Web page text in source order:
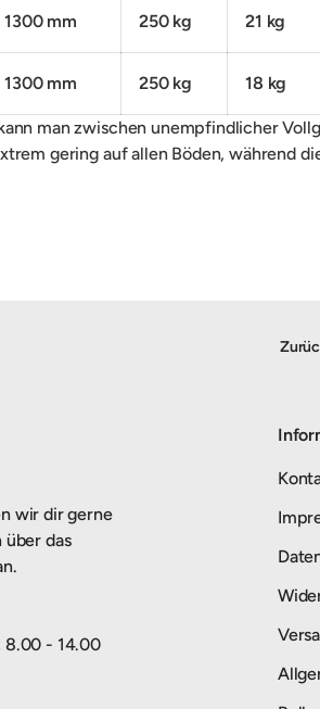
1300 mm 250 kg 21 kg
1300 mm 250 kg 18 kg
man zwischen unempfindlicher
gering auf allen Böden, während
wir dir gerne
das
8.00 - 14.00